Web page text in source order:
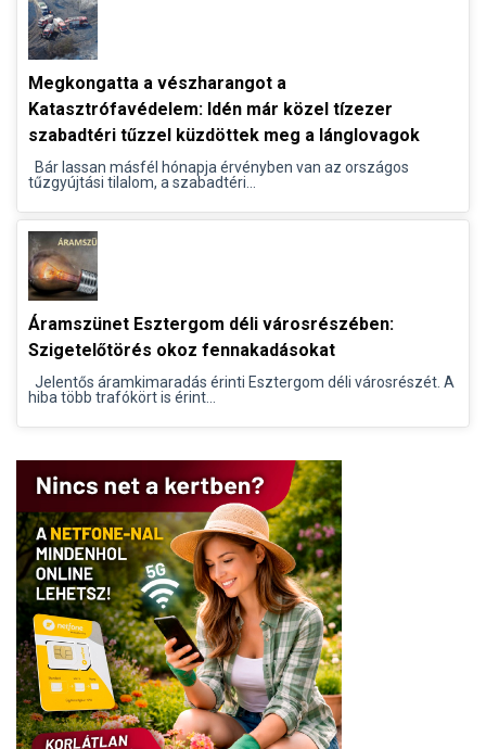
Megkongatta a vészharangot a
Katasztrófavédelem: Idén már közel tízezer
szabadtéri tűzzel küzdöttek meg a lánglovagok
Bár lassan másfél hónapja érvényben van az országos
tűzgyújtási tilalom, a szabadtéri...
Áramszünet Esztergom déli városrészében:
Szigetelőtörés okoz fennakadásokat
Jelentős áramkimaradás érinti Esztergom déli városrészét. A
hiba több trafókört is érint...